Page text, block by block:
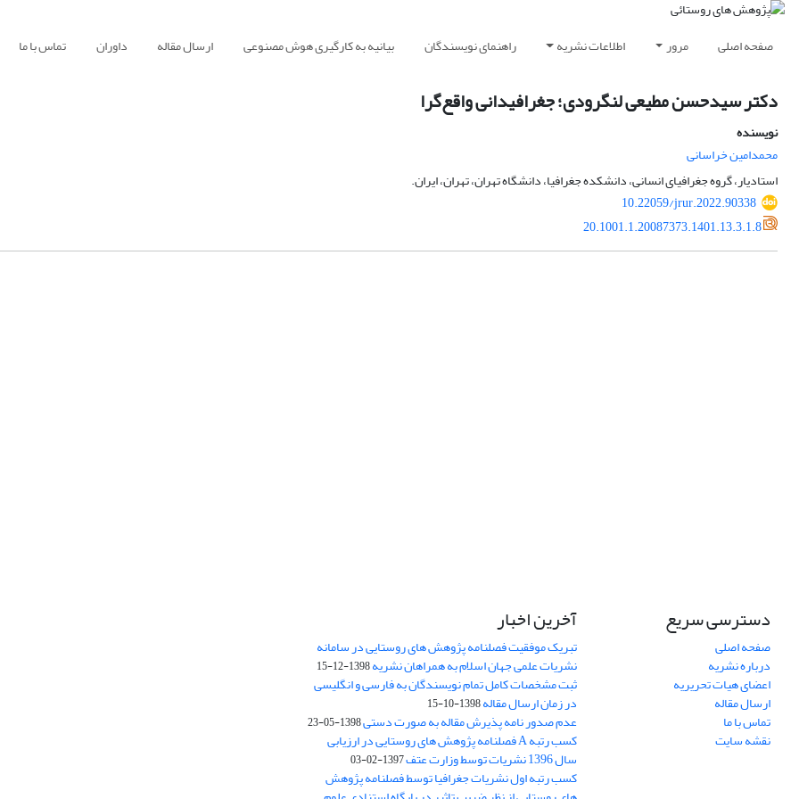
صفحه اصلی مرور اطلاعات نشریه راهنمای نویسندگان بیانیه به کارگیری هوش مصنوعی ارسال مقاله داوران تماس با ما
دکتر سیدحسن مطیعی لنگرودی؛ جغرافیدانی واقع‌گرا
نویسنده
محمدامین خراسانی
استادیار، گروه جغرافیای انسانی، دانشکده جغرافیا، دانشگاه تهران، تهران، ایران.
10.22059/jrur.2022.90338
20.1001.1.20087373.1401.13.3.1.8
دسترسی سریع
صفحه اصلی
درباره نشریه
اعضای هیات تحریریه
ارسال مقاله
تماس با ما
نقشه سایت
آخرین اخبار
تبریک موفقیت فصلنامه پژوهش های روستایی در سامانه
نشریات علمی جهان اسلام به همراهان نشریه1398-12-15
ثبت مشخصات کامل تمام نویسندگان به فارسی و انگلیسی
در زمان ارسال مقاله1398-10-15
عدم صدور نامه پذیرش مقاله به صورت دستی1398-05-23
کسب رتبه A فصلنامه پژوهش های روستایی در ارزیابی
سال 1396 نشریات توسط وزارت عتف 1397-02-03
کسب رتبه اول نشریات جغرافیا توسط فصلنامه پژوهش